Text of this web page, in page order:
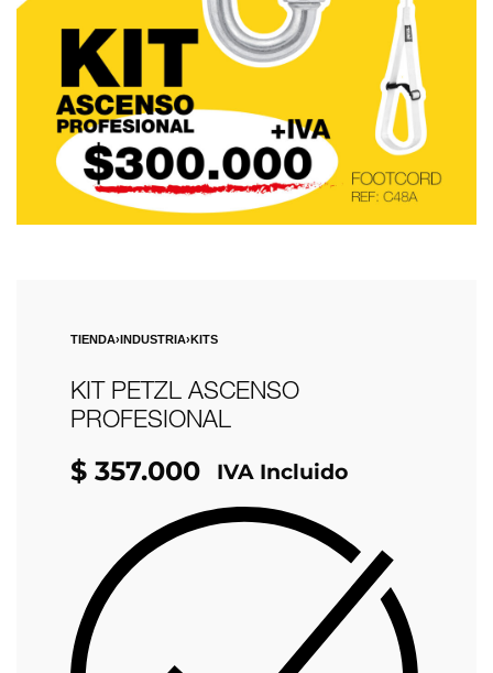
TIENDA›INDUSTRIA›KITS
KIT PETZL ASCENSO
PROFESIONAL
$ 357.000 IVA Incluido